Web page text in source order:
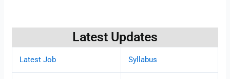
Latest Updates
Latest Job Syllabus